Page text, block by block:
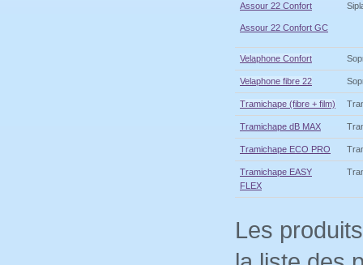
Assour 22 Confort
Assour 22 Confort GC
Velaphone Confort
Velaphone fibre 22
Tramichape (fibre + film)
Tramichape dB MAX
Tramichape ECO PRO
Tramichape EASY
FLEX
Les